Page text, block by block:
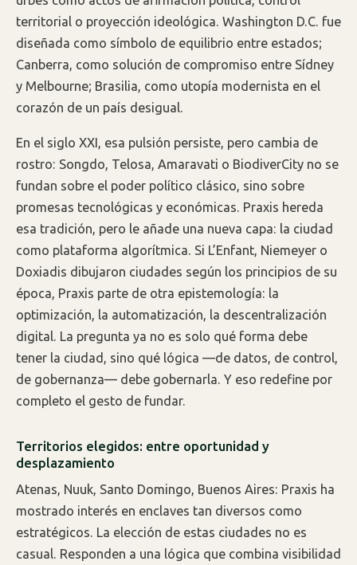
territorial o proyección ideológica. Washington D.C. fue
diseñada como símbolo de equilibrio entre estados;
Canberra, como solución de compromiso entre Sídney
y Melbourne; Brasilia, como utopía modernista en el
corazón de un país desigual.
En el siglo XXI, esa pulsión persiste, pero cambia de
rostro: Songdo, Telosa, Amaravati o BiodiverCity no se
fundan sobre el poder político clásico, sino sobre
promesas tecnológicas y económicas. Praxis hereda
esa tradición, pero le añade una nueva capa: la ciudad
como plataforma algorítmica. Si L’Enfant, Niemeyer o
Doxiadis dibujaron ciudades según los principios de su
época, Praxis parte de otra epistemología: la
optimización, la automatización, la descentralización
digital. La pregunta ya no es solo qué forma debe
tener la ciudad, sino qué lógica —de datos, de control,
de gobernanza— debe gobernarla. Y eso redefine por
completo el gesto de fundar.
Territorios elegidos: entre oportunidad y
desplazamiento
Atenas, Nuuk, Santo Domingo, Buenos Aires: Praxis ha
mostrado interés en enclaves tan diversos como
estratégicos. La elección de estas ciudades no es
casual. Responden a una lógica que combina visibilidad